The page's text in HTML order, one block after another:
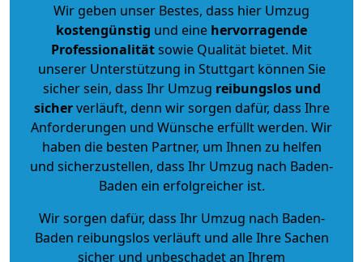
Wir geben unser Bestes, dass hier Umzug
kostengünstig und eine hervorragende
Professionalitätsowie Qualität bietet. Mit
unserer Unterstützung in Stuttgart können Sie
sicher sein, dass Ihr Umzug reibungslos und
sicherverläuft, denn wir sorgen dafür, dass Ihre
Anforderungen und Wünsche erfüllt werden. Wir
haben die besten Partner, um Ihnen zu helfen
und sicherzustellen, dass Ihr Umzug nach Baden-
Baden ein erfolgreicher ist.
Wir sorgen dafür, dass Ihr Umzug nach Baden-
Baden reibungslos verläuft und alle Ihre Sachen
sicher und unbeschadet an Ihrem